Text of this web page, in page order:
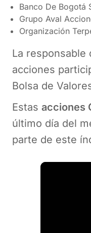
Banco De Bogotá
Grupo Aval
Organización
La responsable
acciones
Bolsa de
Estas acciones
último día del
parte de este